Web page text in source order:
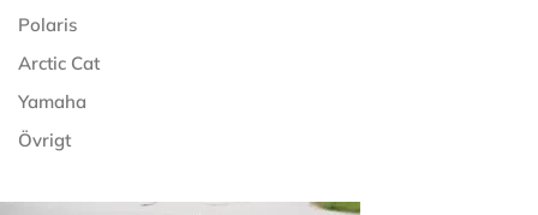
Polaris
Arctic Cat
Yamaha
Övrigt